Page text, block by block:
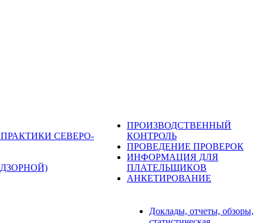
СЕВЕРО-
ПРОИЗВОДСТВЕННЫЙ
КОНТРОЛЬ
ПРОВЕДЕНИЕ ПРОВЕРОК
ИНФОРМАЦИЯ ДЛЯ
ПЛАТЕЛЬЩИКОВ
АНКЕТИРОВАНИЕ
Доклады, отчеты, обзоры,